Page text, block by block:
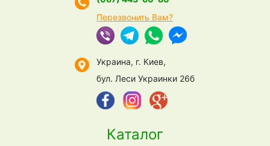
Каталог
Перезвонить Вам?
Украина, г. Киев,
бул. Леси Украинки 26б